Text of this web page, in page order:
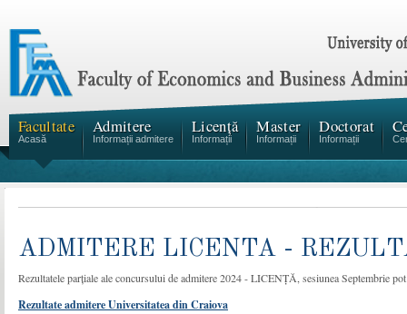
Facultate
Acasă
Admitere
Informații admitere
Licență
Informații
Master
Informații
Doctorat
Informații
ADMITERE LICENTA -
Rezultatele parțiale ale concursului de admitere 2024 - LICENȚĂ, sesiunea Septembrie
Rezultate admitere Universitatea din Craiova